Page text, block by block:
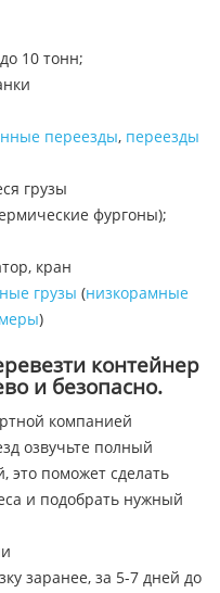
10 тонн;
переезды, переезды
грузы
фургоны);
кран
грузы (низкорамные
)
контейнер
и безопасно.
компанией
озвучьте полный
это поможет сделать
и подобрать нужный
заранее, за 5-7 дней до